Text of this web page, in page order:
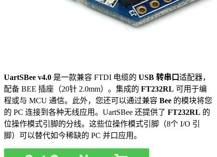
UartSBee v4.0 是一款兼容 FTDI 电缆的 USB 转串口适配器，
配备 BEE 插座（20针 2.0mm）。集成的 FT232RL 可用于编
程或与 MCU 通信。此外，您还可以通过兼容 Bee 的模块将您
的 PC 连接到各种无线应用。UartSBee 还提供了 FT232RL 的
位操作模式引脚的分线。这些位操作模式引脚（8个 I/O 引
脚）可以替代如今稀缺的 PC 并口应用。